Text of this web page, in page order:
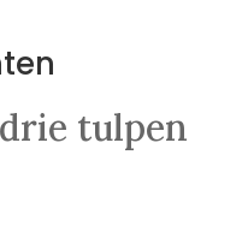
tulpen